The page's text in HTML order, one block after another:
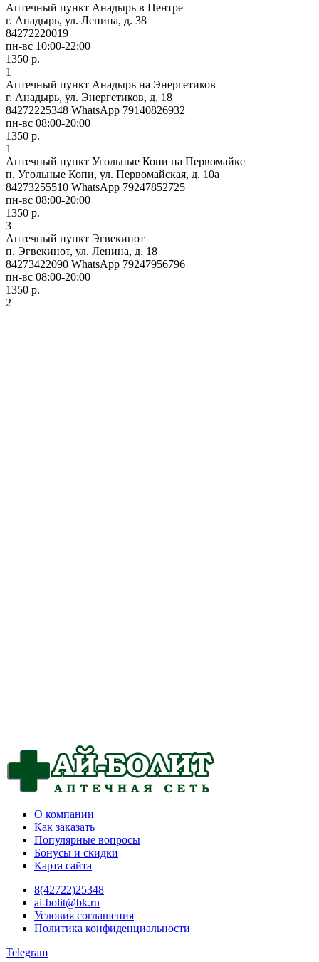
Аптечный пункт Анадырь в Центре
г. Анадырь, ул. Ленина, д. 38
84272220019
пн-вс 10:00-22:00
1350 р.
1
Аптечный пункт Анадырь на Энергетиков
г. Анадырь, ул. Энергетиков, д. 18
84272225348 WhatsApp 79140826932
пн-вс 08:00-20:00
1350 р.
1
Аптечный пункт Угольные Копи на Первомайке
п. Угольные Копи, ул. Первомайская, д. 10а
84273255510 WhatsApp 79247852725
пн-вс 08:00-20:00
1350 р.
3
Аптечный пункт Эгвекинот
п. Эгвекинот, ул. Ленина, д. 18
84273422090 WhatsApp 79247956796
пн-вс 08:00-20:00
1350 р.
2
О компании
Как заказать
Популярные вопросы
Бонусы и скидки
Карта сайта
8(42722)25348
ai-bolit@bk.ru
Условия соглашения
Политика конфиденциальности
Telegram